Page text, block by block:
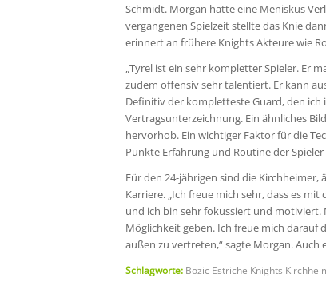
Schmidt. Morgan hatte eine Meniskus
vergangenen Spielzeit stellte das Knie
erinnert an frühere Knights Akteure wie
„Tyrel ist ein sehr kompletter Spieler. Er
zudem offensiv sehr talentiert. Er kann
Definitiv der kompletteste Guard, den ich
Vertragsunterzeichnung. Ein ähnliches
hervorhob. Ein wichtiger Faktor für die
Punkte Erfahrung und Routine der
Für den 24-jährigen sind die
Karriere. „Ich freue mich sehr, dass es
und ich bin sehr fokussiert und
Möglichkeit geben. Ich freue mich darauf
außen zu vertreten,“ sagte Morgan.
Schlagworte: Bozic Estriche Knights